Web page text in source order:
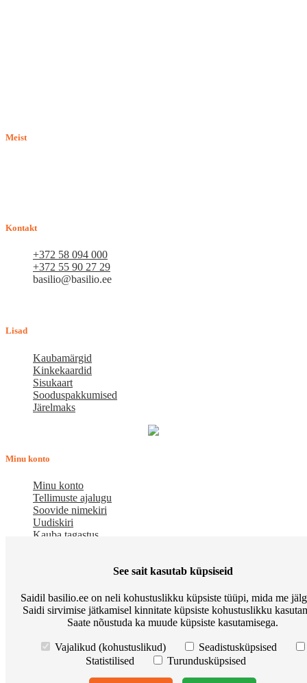
Meist
Kontakt
+372 58 094 000
+372 55 90 27 29
basilio@basilio.ee
Lisad
Kaubamärgid
Kinkekaardid
Sisukaart
Sooduspakkumised
Järelmaks
Minu konto
Minu konto
Tellimuste ajalugu
Soovide nimekiri
Uudiskiri
Kauba tagastus
pakub kaupu lemmikloomadele. Me hindame igat ostjat ja väga
loodame, et meie uued kliendid muutuvad püsiklientideks. Me
loodame pikaajalisele ja viljakale koostööle.
küsimused Meist Põhitingimused Preemiapunktid. Allahindlus kuni
Kuidas kasutada sooduskupongi? Järelmaks Tarneviis
See sait kasutab küpsiseid
Saidil basilio.ee on neli kohustuslikku küpsiste tüüpi, mida me
Saidi sirvimise jätkamisel kinnitate küpsiste kohustuslikku
Saate nõustuda ka muude küpsiste kasutamisega.
Vajalikud (kohustuslikud)
Seadistusküpsised
Statistilised
Turundusküpsised